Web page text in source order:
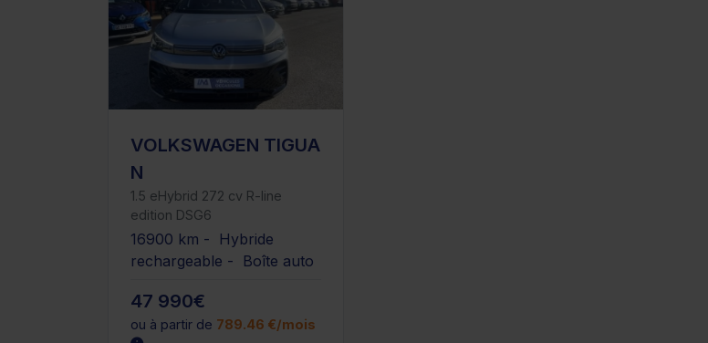
VOLKSWAGEN TIGUA
N
1.5 eHybrid 272 cv R-line
edition DSG6
16900 km - Hybride
rechargeable - Boîte auto
47 990€
ou à partir de 789.46 €/mois